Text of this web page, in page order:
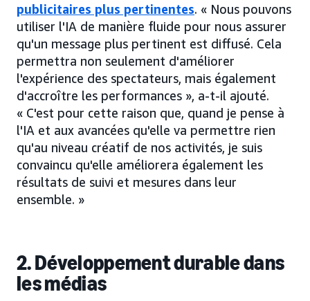
publicitaires plus pertinentes. « Nous pouvons
utiliser l'IA de manière fluide pour nous assurer
qu'un message plus pertinent est diffusé. Cela
permettra non seulement d'améliorer
l'expérience des spectateurs, mais également
d'accroître les performances », a-t-il ajouté.
« C'est pour cette raison que, quand je pense à
l'IA et aux avancées qu'elle va permettre rien
qu'au niveau créatif de nos activités, je suis
convaincu qu'elle améliorera également les
résultats de suivi et mesures dans leur
ensemble. »
2. Développement durable dans
les médias